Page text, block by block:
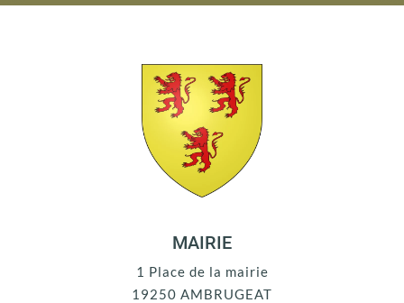
MAIRIE
1 Place de la mairie
19250 AMBRUGEAT